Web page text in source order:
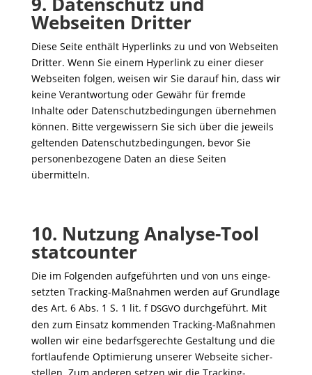
Webseiten Dritter
Diese Seite enthält Hyper­links zu und von Webseiten
Dritter. Wenn Sie einem Hyper­link zu einer dieser
Webseiten folgen, weisen wir Sie darauf hin, dass wir
keine Verant­wor­tung oder Gewähr für fremde
Inhalte oder Daten­schutz­be­din­gungen über­nehmen
können. Bitte verge­wis­sern Sie sich über die jeweils
geltenden Daten­schutz­be­din­gungen, bevor Sie
perso­nen­be­zo­gene Daten an diese Seiten
übermitteln.
10. Nutzung Analyse-Tool
statcounter
Die im Folgenden aufge­führten und von uns einge­
setzten Tracking-Maßnahmen werden auf Grund­lage
des Art. 6 Abs. 1 S. 1 lit. f DSGVOdurch­ge­führt. Mit
den zum Einsatz kommenden Tracking-Maßnahmen
wollen wir eine bedarfs­ge­rechte Gestal­tung und die
fort­lau­fende Opti­mie­rung unserer Webseite sicher­